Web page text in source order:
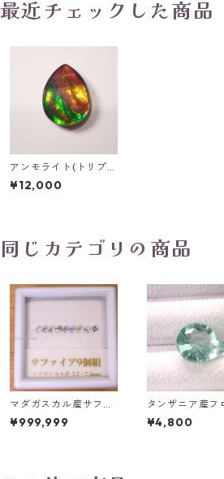
最近チェックした商品
アンモライト(トリプ
レット) ペアシェイプ
ローズカットルース 3.
¥12,000
同じカテゴリの商品
マダガスカル産サファ
イア ルース 9個組 2.4
～2.5mm
¥999,999
タンザニア産フ
イト(蛍光) ペア
プカットルー
¥4,800